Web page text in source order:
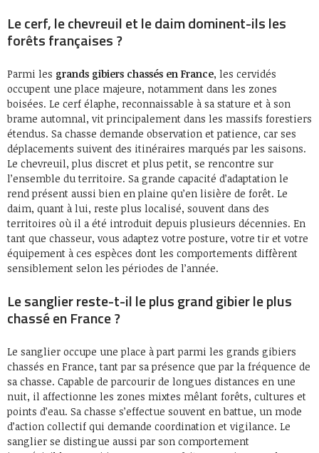
Le cerf, le chevreuil et le daim dominent-ils les
forêts françaises ?
Parmi les grands gibiers chassés en France, les cervidés
occupent une place majeure, notamment dans les zones
boisées. Le cerf élaphe, reconnaissable à sa stature et à son
brame automnal, vit principalement dans les massifs forestiers
étendus. Sa chasse demande observation et patience, car ses
déplacements suivent des itinéraires marqués par les saisons.
Le chevreuil, plus discret et plus petit, se rencontre sur
l’ensemble du territoire. Sa grande capacité d’adaptation le
rend présent aussi bien en plaine qu’en lisière de forêt. Le
daim, quant à lui, reste plus localisé, souvent dans des
territoires où il a été introduit depuis plusieurs décennies. En
tant que chasseur, vous adaptez votre posture, votre tir et votre
équipement à ces espèces dont les comportements diffèrent
sensiblement selon les périodes de l’année.
Le sanglier reste-t-il le plus grand gibier le plus
chassé en France ?
Le sanglier occupe une place à part parmi les grands gibiers
chassés en France, tant par sa présence que par la fréquence de
sa chasse. Capable de parcourir de longues distances en une
nuit, il affectionne les zones mixtes mêlant forêts, cultures et
points d’eau. Sa chasse s’effectue souvent en battue, un mode
d’action collectif qui demande coordination et vigilance. Le
sanglier se distingue aussi par son comportement